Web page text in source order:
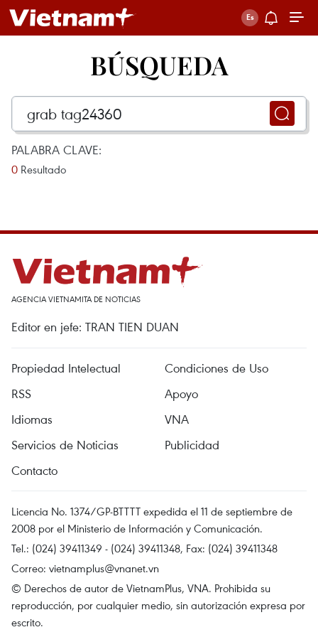
BÚSQUEDA
PALABRA CLAVE:
0 Resultado
AGENCIA VIETNAMITA DE NOTICIAS
Editor en jefe: TRAN TIEN DUAN
Propiedad Intelectual
Condiciones de Uso
RSS
Apoyo
Idiomas
VNA
Servicios de Noticias
Publicidad
Contacto
Licencia No. 1374/GP-BTTTT expedida el 11 de septiembre de
2008 por el Ministerio de Información y Comunicación.
Tel.: (024) 39411349 - (024) 39411348, Fax: (024) 39411348
Correo: vietnamplus@vnanet.vn
© Derechos de autor de VietnamPlus, VNA. Prohibida su
reproducción, por cualquier medio, sin autorización expresa por
escrito.